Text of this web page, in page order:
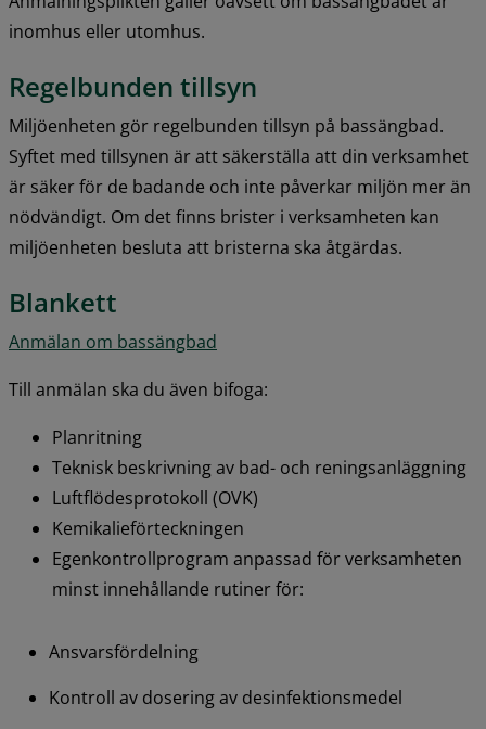
inomhus eller utomhus.
Regelbunden tillsyn
Miljöenheten gör regelbunden tillsyn på bassängbad.
Syftet med tillsynen är att säkerställa att din verksamhet
är säker för de badande och inte påverkar miljön mer än
nödvändigt. Om det finns brister i verksamheten kan
miljöenheten besluta att bristerna ska åtgärdas.
Blankett
Anmälan om bassängbad
Till anmälan ska du även bifoga:
Planritning
Teknisk beskrivning av bad- och reningsanläggning
Luftflödesprotokoll (OVK)
Kemikalieförteckningen
Egenkontrollprogram anpassad för verksamheten
minst innehållande rutiner för:
Ansvarsfördelning
Kontroll av dosering av desinfektionsmedel